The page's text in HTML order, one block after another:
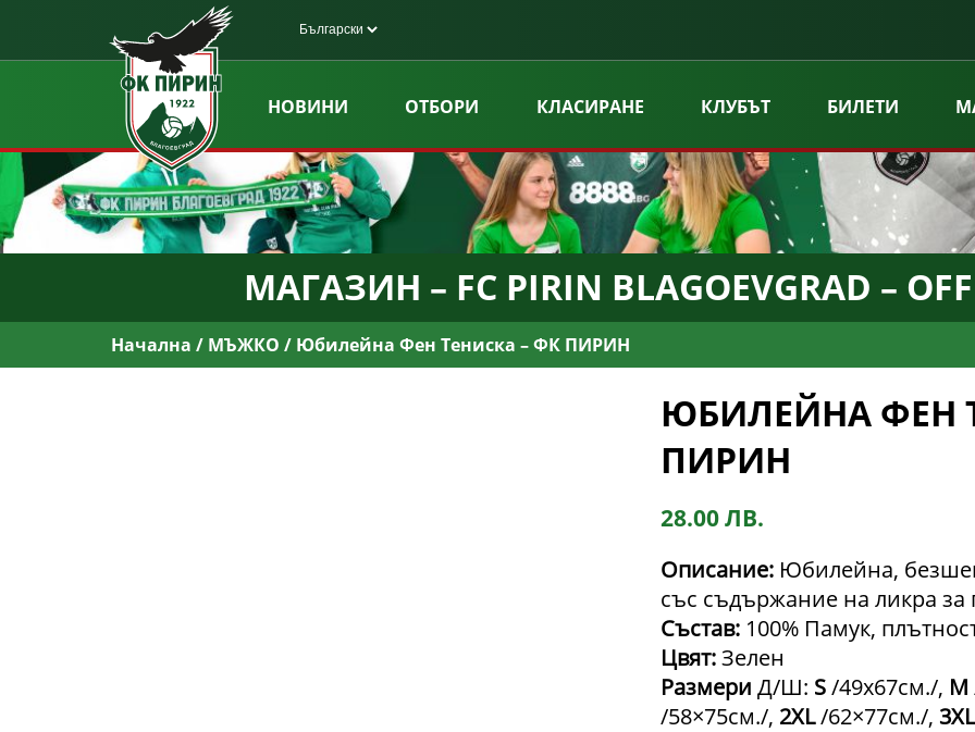
НОВИНИ ОТБОРИ КЛАСИРАНЕ КЛУБЪТ БИЛЕТИ
МАГАЗИН – FC PIRIN BLAGOEVGRAD –
Начална / МЪЖКО / Юбилейна Фен Тениска – ФК ПИРИН
ЮБИЛЕЙНА ФЕН
ПИРИН
28.00ЛВ.
Описание: Юбилейна,
със съдържание на ликра за
Състав: 100% Памук,
Цвят:Зелен
Размери Д/Ш: S/49х67см./, М
/58×75см./, 2XL/62×77см./, 3XL